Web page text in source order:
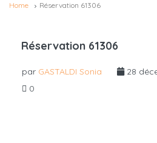
Home Réservation 61306
Réservation 61306
par GASTALDI Sonia
28
0